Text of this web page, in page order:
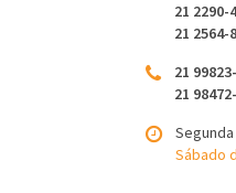
21 2290-
21 2564-
21
21
Segunda
Sábado